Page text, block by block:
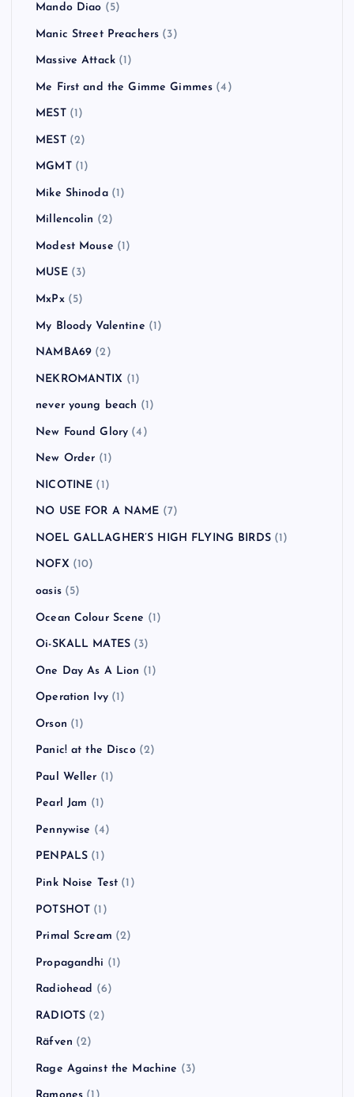
Mando Diao (5)
Manic Street Preachers (3)
Massive Attack (1)
Me First and the Gimme Gimmes (4)
MEST(1)
MEST(2)
MGMT(1)
Mike Shinoda(1)
Millencolin (2)
Modest Mouse (1)
MUSE(3)
MxPx(5)
My Bloody Valentine (1)
NAMBA69 (2)
NEKROMANTIX (1)
never young beach (1)
New Found Glory (4)
New Order (1)
NICOTINE (1)
NO USE FOR A NAME (7)
NOEL GALLAGHER’S HIGH FLYING BIRDS(1)
NOFX (10)
oasis(5)
Ocean Colour Scene (1)
Oi-SKALL MATES (3)
One Day As A Lion (1)
Operation Ivy(1)
Orson (1)
Panic! at the Disco(2)
Paul Weller (1)
Pearl Jam (1)
Pennywise (4)
PENPALS (1)
Pink Noise Test (1)
POTSHOT (1)
Primal Scream (2)
Propagandhi (1)
Radiohead (6)
RADIOTS (2)
Räfven (2)
Rage Against the Machine (3)